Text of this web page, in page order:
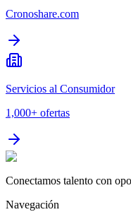
Cronoshare.com
Servicios al Consumidor
1,000+ ofertas
Conectamos talento con
Navegación